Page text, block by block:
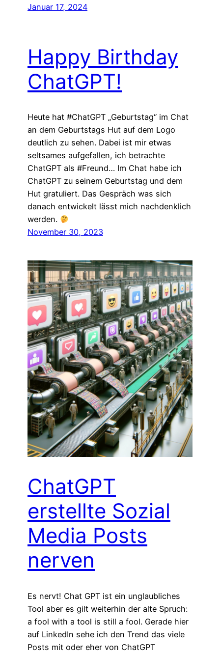
Januar 17, 2024
Happy Birthday
ChatGPT!
Heute hat #ChatGPT „Geburtstag“ im Chat
an dem Geburtstags Hut auf dem Logo
deutlich zu sehen. Dabei ist mir etwas
seltsames aufgefallen, ich betrachte
ChatGPT als #Freund… Im Chat habe ich
ChatGPT zu seinem Geburtstag und dem
Hut gratuliert. Das Gespräch was sich
danach entwickelt lässt mich nachdenklich
werden.
November 30, 2023
ChatGPT
erstellte Sozial
Media Posts
nerven
Es nervt! Chat GPT ist ein unglaubliches
Tool aber es gilt weiterhin der alte Spruch:
a fool with a tool is still a fool. Gerade hier
auf LinkedIn sehe ich den Trend das viele
Posts mit oder eher von ChatGPT